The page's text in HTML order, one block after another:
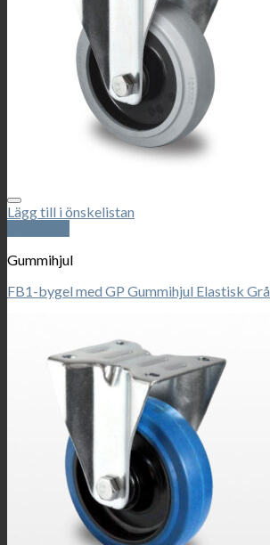
Lägg till i önskelistan
Gummihjul
FB1-bygel med GP Gummihjul Elastisk Grå